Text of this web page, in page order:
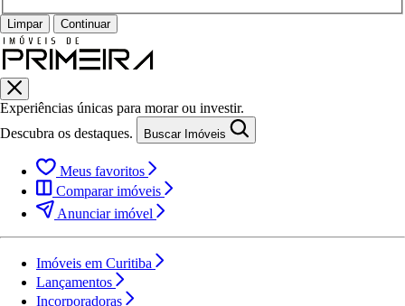
Limpar Continuar
Experiências únicas para morar ou investir.
Descubra os destaques.
Buscar Imóveis
Meus favoritos
Comparar imóveis
Anunciar imóvel
Imóveis em Curitiba
Lançamentos
Incorporadoras